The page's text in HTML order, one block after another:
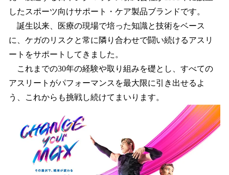
したスポーツ向けサポート・ケア製品ブランドです。
誕生以来、医療の現場で培った知識と技術をベース
に、ケガのリスクと常に隣り合わせで闘い続けるアスリ
ートをサポートしてきました。
これまでの30年の経験や取り組みを礎とし、すべての
アスリートがパフォーマンスを最大限に引き出せるよ
う、これからも挑戦し続けてまいります。